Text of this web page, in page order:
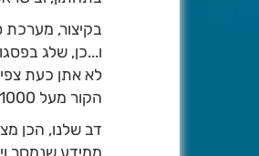
בקיצור,
ו...כן, שלג בפסגות מעל 1000 מ' בשיאה של
לא אתן כעת
הקור מעל 1000 מ' בצפון.
דב שלנו, הכן
ממידע שנמסר